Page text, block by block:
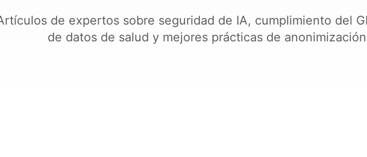
de expertos sobre seguridad de IA, cumplimiento del
de datos de salud y mejores prácticas de